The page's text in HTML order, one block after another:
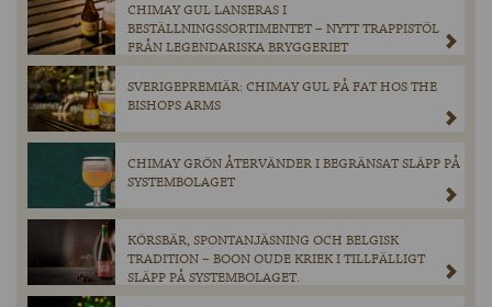
CHIMAY GUL LANSERAS I
BESTÄLLNINGSSORTIMENTET – NYTT TRAPPISTÖL
FRÅN LEGENDARISKA BRYGGERIET
SVERIGEPREMIÄR: CHIMAY GUL PÅ FAT HOS THE
BISHOPS ARMS
CHIMAY GRÖN ÅTERVÄNDER I BEGRÄNSAT SLÄPP PÅ
SYSTEMBOLAGET
KÖRSBÄR, SPONTANJÄSNING OCH BELGISK
TRADITION – BOON OUDE KRIEK I TILLFÄLLIGT
SLÄPP PÅ SYSTEMBOLAGET.